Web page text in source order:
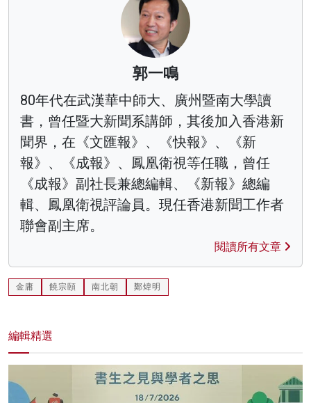
郭一鳴
80年代在武漢華中師大、廣州暨南大學讀
書，曾任暨大新聞系講師，其後加入香港新
聞界，在《文匯報》、《快報》、《新
報》、《成報》、鳳凰衛視等任職，曾任
《成報》副社長兼總編輯、《新報》總編
輯、鳳凰衛視評論員。現任香港新聞工作者
聯會副主席。
閱讀所有文章
金庸 饒宗頤 南北朝 鄭煒明
編輯精選